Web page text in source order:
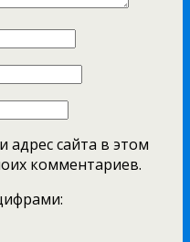
адрес сайта в этом
комментариев.